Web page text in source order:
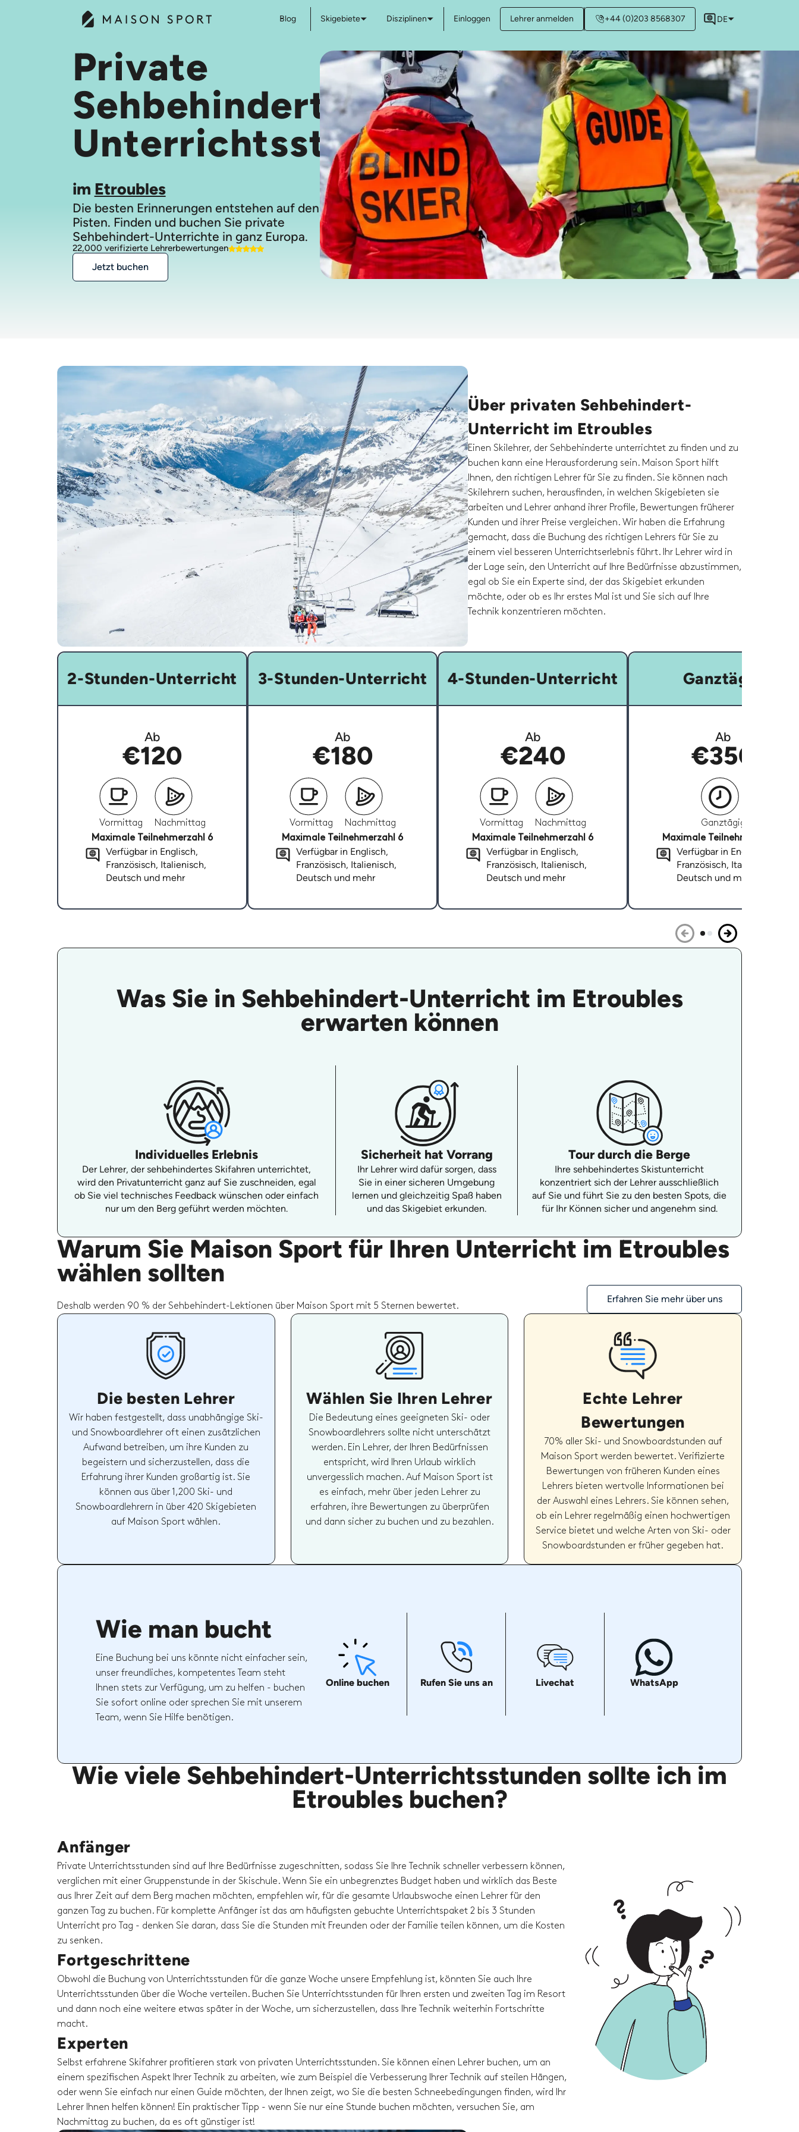
Blog Skigebiete Disziplinen Einloggen Lehrer anmelden +44 (0)203 8568307 DE
Private
Sehbehindert-
Unterrichtsstunden
im Etroubles
Die besten Erinnerungen entstehen auf den
Pisten. Finden und buchen Sie private
Sehbehindert-Unterrichte in ganz Europa.
22,000 verifizierte Lehrerbewertungen
Jetzt buchen
Über privaten Sehbehindert-
Unterricht im Etroubles
Einen Skilehrer, der Sehbehinderte unterrichtet zu finden und zu
buchen kann eine Herausforderung sein. Maison Sport hilft
Ihnen, den richtigen Lehrer für Sie zu finden. Sie können nach
Skilehrern suchen, herausfinden, in welchen Skigebieten sie
arbeiten und Lehrer anhand ihrer Profile, Bewertungen früherer
Kunden und ihrer Preise vergleichen. Wir haben die Erfahrung
gemacht, dass die Buchung des richtigen Lehrers für Sie zu
einem viel besseren Unterrichtserlebnis führt. Ihr Lehrer wird in
der Lage sein, den Unterricht auf Ihre Bedürfnisse abzustimmen,
egal ob Sie ein Experte sind, der das Skigebiet erkunden
möchte, oder ob es Ihr erstes Mal ist und Sie sich auf Ihre
Technik konzentrieren möchten.
2-Stunden-Unterricht
Ab
€120
Vormittag
Nachmittag
Maximale Teilnehmerzahl 6
Verfügbar in Englisch,
Französisch, Italienisch,
Deutsch und mehr
3-Stunden-Unterricht
Ab
€180
Vormittag
Nachmittag
Maximale Teilnehmerzahl 6
Verfügbar in Englisch,
Französisch, Italienisch,
Deutsch und mehr
4-Stunden-Unterricht
Ab
€240
Vormittag
Nachmittag
Maximale Teilnehmerzahl 6
Verfügbar in Englisch,
Französisch, Italienisch,
Deutsch und mehr
Ganztägig
Ab
€350
Ganztägig
Maximale Teilnehmerzahl 6
Verfügbar in Englisch,
Französisch, Italienisch,
Deutsch und mehr
Was Sie in Sehbehindert-Unterricht im Etroubles
erwarten können
Individuelles Erlebnis
Der Lehrer, der sehbehindertes Skifahren unterrichtet,
wird den Privatunterricht ganz auf Sie zuschneiden, egal
ob Sie viel technisches Feedback wünschen oder einfach
nur um den Berg geführt werden möchten.
Sicherheit hat Vorrang
Ihr Lehrer wird dafür sorgen, dass
Sie in einer sicheren Umgebung
lernen und gleichzeitig Spaß haben
und das Skigebiet erkunden.
Tour durch die Berge
Ihre sehbehindertes Skistunterricht
konzentriert sich der Lehrer ausschließlich
auf Sie und führt Sie zu den besten Spots, die
für Ihr Können sicher und angenehm sind.
Warum Sie Maison Sport für Ihren Unterricht im Etroubles
wählen sollten
Deshalb werden 90 % der Sehbehindert-Lektionen über Maison Sport mit 5 Sternen bewertet.
Erfahren Sie mehr über uns
Die besten Lehrer
Wir haben festgestellt, dass unabhängige Ski-
und Snowboardlehrer oft einen zusätzlichen
Aufwand betreiben, um ihre Kunden zu
begeistern und sicherzustellen, dass die
Erfahrung ihrer Kunden großartig ist. Sie
können aus über 1,200 Ski- und
Snowboardlehrern in über 420 Skigebieten
auf Maison Sport wählen.
Wählen Sie Ihren Lehrer
Die Bedeutung eines geeigneten Ski- oder
Snowboardlehrers sollte nicht unterschätzt
werden. Ein Lehrer, der Ihren Bedürfnissen
entspricht, wird Ihren Urlaub wirklich
unvergesslich machen. Auf Maison Sport ist
es einfach, mehr über jeden Lehrer zu
erfahren, ihre Bewertungen zu überprüfen
und dann sicher zu buchen und zu bezahlen.
Echte Lehrer
Bewertungen
70% aller Ski- und Snowboardstunden auf
Maison Sport werden bewertet. Verifizierte
Bewertungen von früheren Kunden eines
Lehrers bieten wertvolle Informationen bei
der Auswahl eines Lehrers. Sie können sehen,
ob ein Lehrer regelmäßig einen hochwertigen
Service bietet und welche Arten von Ski- oder
Snowboardstunden er früher gegeben hat.
Wie man bucht
Eine Buchung bei uns könnte nicht einfacher sein,
unser freundliches, kompetentes Team steht
Ihnen stets zur Verfügung, um zu helfen - buchen
Sie sofort online oder sprechen Sie mit unserem
Team, wenn Sie Hilfe benötigen.
Online buchen Rufen Sie uns an Livechat WhatsApp
Wie viele Sehbehindert-Unterrichtsstunden sollte ich im
Etroubles buchen?
Anfänger
Private Unterrichtsstunden sind auf Ihre Bedürfnisse zugeschnitten, sodass Sie Ihre Technik schneller verbessern können,
verglichen mit einer Gruppenstunde in der Skischule. Wenn Sie ein unbegrenztes Budget haben und wirklich das Beste
aus Ihrer Zeit auf dem Berg machen möchten, empfehlen wir, für die gesamte Urlaubswoche einen Lehrer für den
ganzen Tag zu buchen. Für komplette Anfänger ist das am häufigsten gebuchte Unterrichtspaket 2 bis 3 Stunden
Unterricht pro Tag - denken Sie daran, dass Sie die Stunden mit Freunden oder der Familie teilen können, um die Kosten
zu senken.
Fortgeschrittene
Obwohl die Buchung von Unterrichtsstunden für die ganze Woche unsere Empfehlung ist, könnten Sie auch Ihre
Unterrichtsstunden über die Woche verteilen. Buchen Sie Unterrichtsstunden für Ihren ersten und zweiten Tag im Resort
und dann noch eine weitere etwas später in der Woche, um sicherzustellen, dass Ihre Technik weiterhin Fortschritte
macht.
Experten
Selbst erfahrene Skifahrer profitieren stark von privaten Unterrichtsstunden. Sie können einen Lehrer buchen, um an
einem spezifischen Aspekt Ihrer Technik zu arbeiten, wie zum Beispiel die Verbesserung Ihrer Technik auf steilen Hängen,
oder wenn Sie einfach nur einen Guide möchten, der Ihnen zeigt, wo Sie die besten Schneebedingungen finden, wird Ihr
Lehrer Ihnen helfen können! Ein praktischer Tipp - wenn Sie nur eine Stunde buchen möchten, versuchen Sie, am
Nachmittag zu buchen, da es oft günstiger ist!